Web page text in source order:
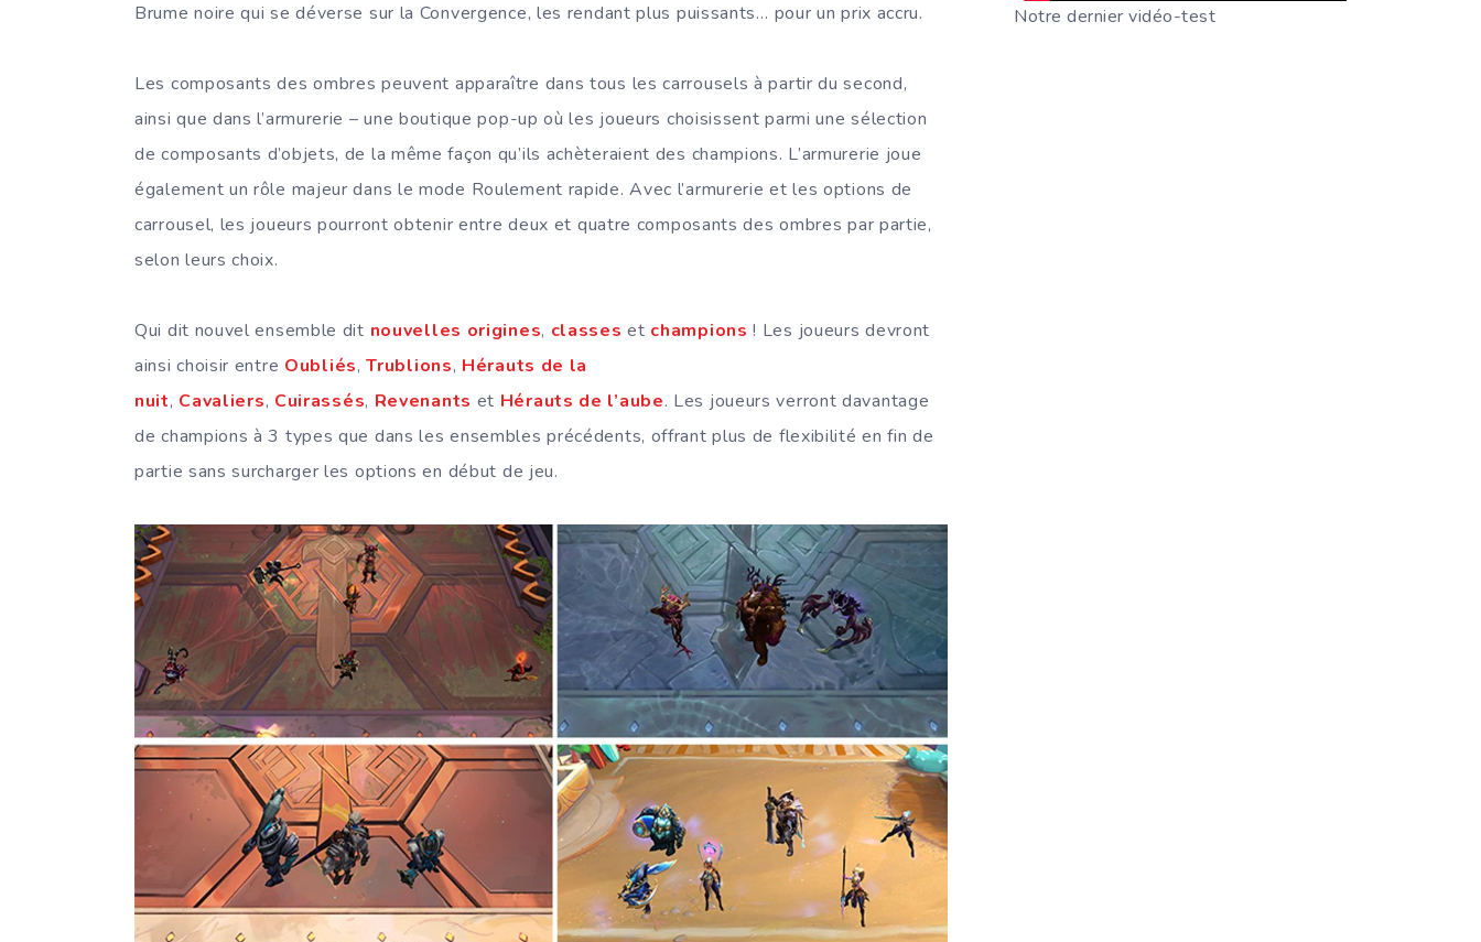
Brume noire qui se déverse sur la Convergence, les rendant plus puissants… pour un prix accru.
Les composants des ombres peuvent apparaître dans tous les carrousels à partir du second,
ainsi que dans l’armurerie – une boutique pop-up où les joueurs choisissent parmi une sélection
de composants d’objets, de la même façon qu’ils achèteraient des champions. L’armurerie joue
également un rôle majeur dans le mode Roulement rapide. Avec l’armurerie et les options de
carrousel, les joueurs pourront obtenir entre deux et quatre composants des ombres par partie,
selon leurs choix.
Qui dit nouvel ensemble dit nouvelles origines, classes et champions ! Les joueurs devront
ainsi choisir entre Oubliés,Trublions, Hérauts de la
nuit, Cavaliers, Cuirassés, Revenants et Hérauts de l’aube. Les joueurs verront davantage
de champions à 3 types que dans les ensembles précédents, offrant plus de flexibilité en fin de
partie sans surcharger les options en début de jeu.
Notre dernier vidéo-test